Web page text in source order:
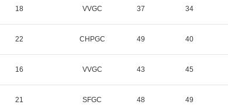
18 VVGC 37 34
22 CHPGC 49 40
16 VVGC 43 45
21 SFGC 48 49